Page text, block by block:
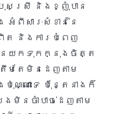
សស្រី និងខ្ញុំបាន
ពីសារៈសំខាន់នៃ
ត និងការបំពេញ
ានយកទុកក្នុងចិត្ត
រឹមតែមិនដេញតាម
ណោះទេ ប៉ុន្តែនាងក៏
ងមិនចាំបាច់ដេញតាម